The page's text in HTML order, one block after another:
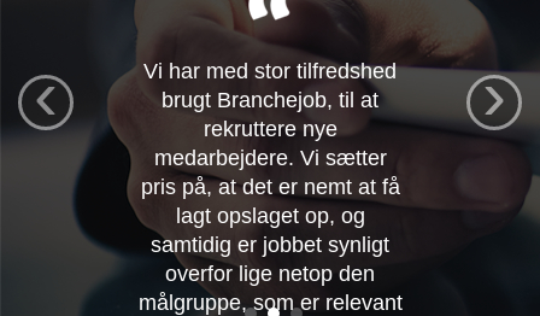
Vi har med stor tilfredshed
brugt Branchejob, til at
rekruttere nye
medarbejdere. Vi sætter
pris på, at det er nemt at få
lagt opslaget op, og
samtidig er jobbet synligt
overfor lige netop den
målgruppe, som er relevant
‹ ›